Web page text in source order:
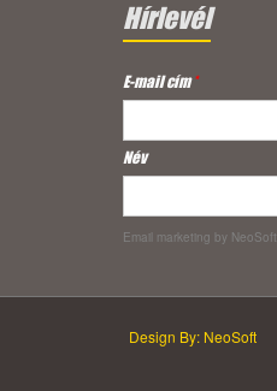
Hírlevél
E-mail cím*
Név
Email marketing by NeoSoft
Design By: NeoSoft